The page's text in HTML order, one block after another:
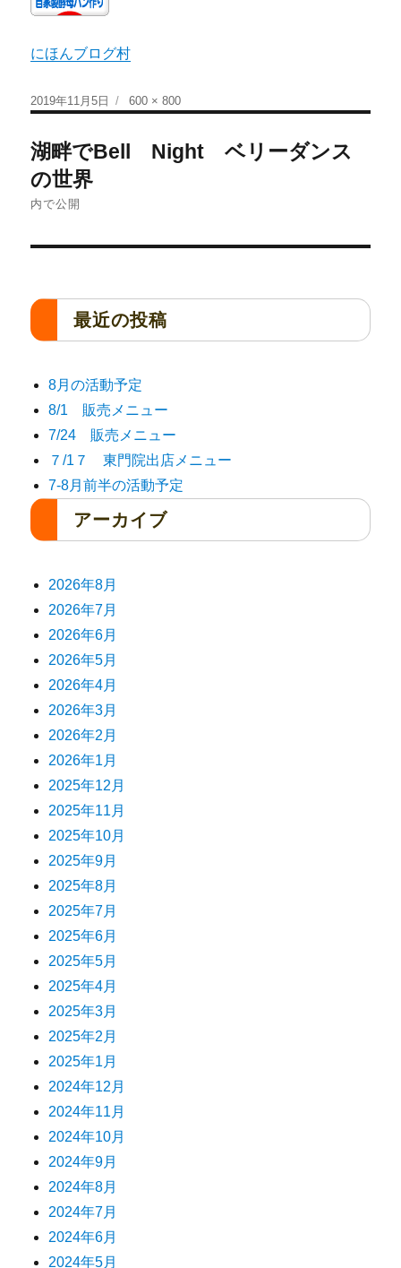
にほんブログ村
2019年11月5日 600 × 800
湖畔でBell Night ベリーダンス
の世界
内で公開
最近の投稿
8月の活動予定
8/1 販売メニュー
7/24 販売メニュー
７/1７ 東門院出店メニュー
7-8月前半の活動予定
アーカイブ
2026年8月
2026年7月
2026年6月
2026年5月
2026年4月
2026年3月
2026年2月
2026年1月
2025年12月
2025年11月
2025年10月
2025年9月
2025年8月
2025年7月
2025年6月
2025年5月
2025年4月
2025年3月
2025年2月
2025年1月
2024年12月
2024年11月
2024年10月
2024年9月
2024年8月
2024年7月
2024年6月
2024年5月